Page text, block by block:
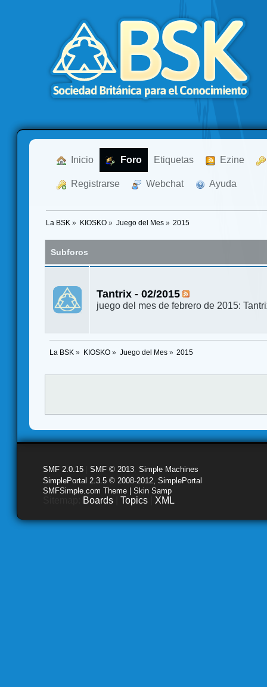
Inicio Foro Etiquetas Ezine
Registrarse Webchat Ayuda
La BSK » KIOSKO» Juego del Mes» 2015
Subforos
Tantrix - 02/2015
juego del mes de febrero de 2015:
La BSK » KIOSKO» Juego del Mes» 2015
SMF 2.0.15 SMF © 2013 Simple Machines
SimplePortal 2.3.5 © 2008-2012, SimplePortal
SMFSimple.com Theme | Skin Samp
Boards Topics XML